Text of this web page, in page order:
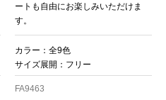
ートも自由にお楽しみいただけま
す。
カラー：全9色
サイズ展開：フリー
FA9463